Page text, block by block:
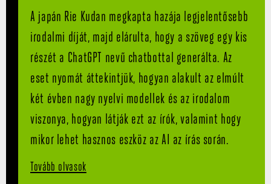
A japán Rie Kudan megkapta hazája legjelentősebb
irodalmi díját, majd elárulta, hogy a szöveg egy kis
részét a ChatGPT nevű chatbottal generálta. Az
eset nyomát áttekintjük, hogyan alakult az elmúlt
két évben nagy nyelvi modellek és az irodalom
viszonya, hogyan látják ezt az írók, valamint hogy
mikor lehet hasznos eszköz az AI az írás során.
Tovább olvasok